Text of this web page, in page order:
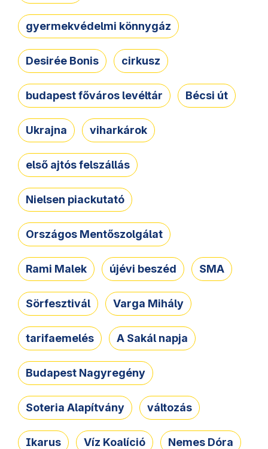
gyermekvédelmi könnygáz
Desirée Bonis cirkusz
budapest főváros levéltár Bécsi út
Ukrajna viharkárok
első ajtós felszállás
Nielsen piackutató
Országos Mentőszolgálat
Rami Malek újévi beszéd SMA
Sörfesztivál Varga Mihály
tarifaemelés A Sakál napja
Budapest Nagyregény
Soteria Alapítvány változás
Ikarus Víz Koalíció Nemes Dóra